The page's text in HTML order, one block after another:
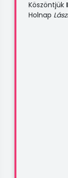
Köszöntjük
Holnap